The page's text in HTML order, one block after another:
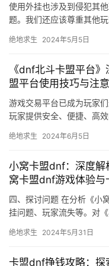
使用外挂也涉及到侵犯其
题。我们还应该尊重其他
绝地求生 2024年5月5日
《dnf北斗卡盟平台
盟平台使用技巧与注
游戏交易平台已成为玩家
玩家提供安全、便捷、高
绝地求生 2024年6月5日
小窝卡盟dnf：深度解
窝卡盟dnf游戏体验与
四、探讨问题 在分析《小
挂问题、玩家流失等。对
绝地求生 2024年5月31日
卡盟dnf挣钱攻略：